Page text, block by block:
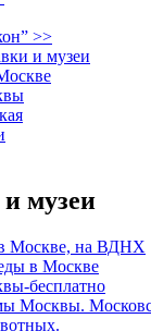
>>
и музеи
музеи
Москве, на ВДНХ
в Москве
бесплатно
Москвы.